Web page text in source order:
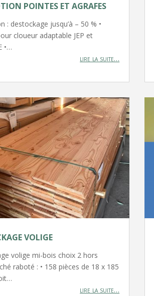
POINTES ET AGRAFES
: destockage jusqu’à – 50 % •
cloueur adaptable JEP et
•…
lire la suite…
VOLIGE
volige mi-bois choix 2 hors
raboté : • 158 pièces de 18 x 185
lire la suite…